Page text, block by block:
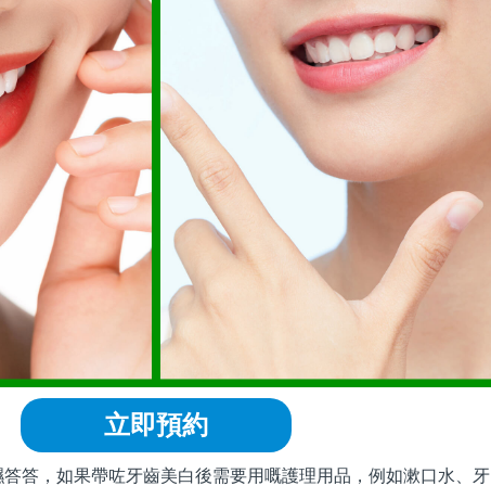
立即預約
，如果帶咗牙齒美白後需要用嘅護理用品，例如漱口水、牙